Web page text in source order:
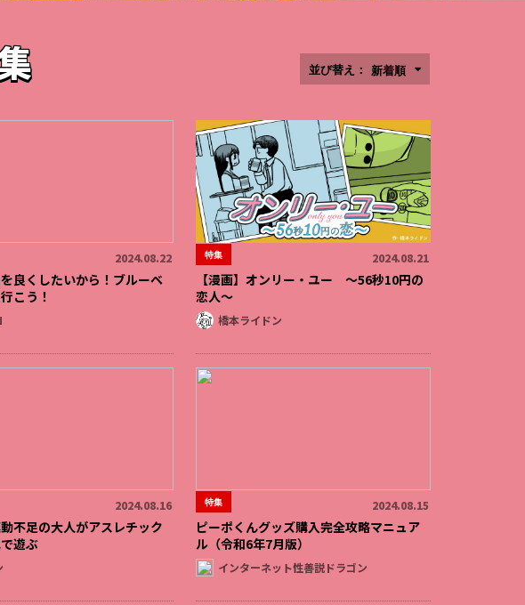
並び替え： 新着順
2024.08.22
良くしたいから！ブルーベ
こう！
特集 2024.08.21
【漫画】オンリー・ユー 〜56秒10円の
恋人〜
橋本ライドン
2024.08.16
動不足の大人がアスレチック
遊ぶ
特集 2024.08.15
ピーポくんグッズ購入完全攻略マニュア
ル（令和6年7月版）
インターネット性善説ドラゴン